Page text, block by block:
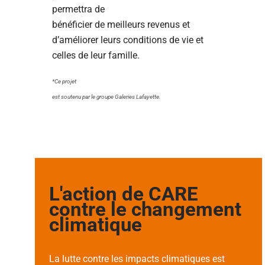
permettra de
bénéficier de meilleurs revenus et
d’améliorer leurs conditions de vie et
celles de leur famille.
*Ce projet
est soutenu par le groupe Galeries Lafayette.
L'action de CARE
contre le changement
climatique
La lutte contre les impacts climatiques est